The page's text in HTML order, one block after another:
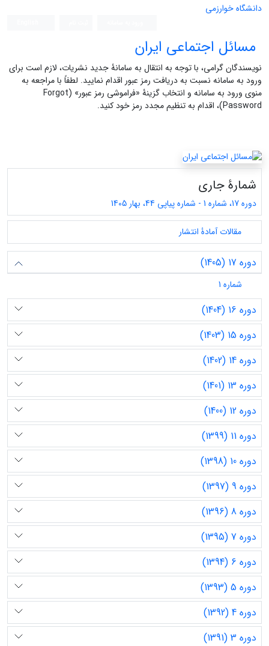
دانشگاه خوارزمی
مسائل اجتماعی ایران
نویسندگان گرامی، با توجه به انتقال به سامانۀ جدید نشریات، لازم است برای
ورود به سامانه نسبت به دریافت رمز عبور اقدام نمایید. لطفاً با مراجعه به
منوی ورود به سامانه و انتخاب گزینۀ «فراموشی رمز عبور» (Forgot
Password)، اقدام به تنظیم مجدد رمز خود کنید.
شمارۀ جاری
دوره 17، شماره 1 - شماره پیاپی 44، بهار 1405
مقالات آمادۀ انتشار
دوره 17 (1405)
شماره 1
دوره 16 (1404)
دوره 15 (1403)
دوره 14 (1402)
دوره 13 (1401)
دوره 12 (1400)
دوره 11 (1399)
دوره 10 (1398)
دوره 9 (1397)
دوره 8 (1396)
دوره 7 (1395)
دوره 6 (1394)
دوره 5 (1393)
دوره 4 (1392)
دوره 3 (1391)